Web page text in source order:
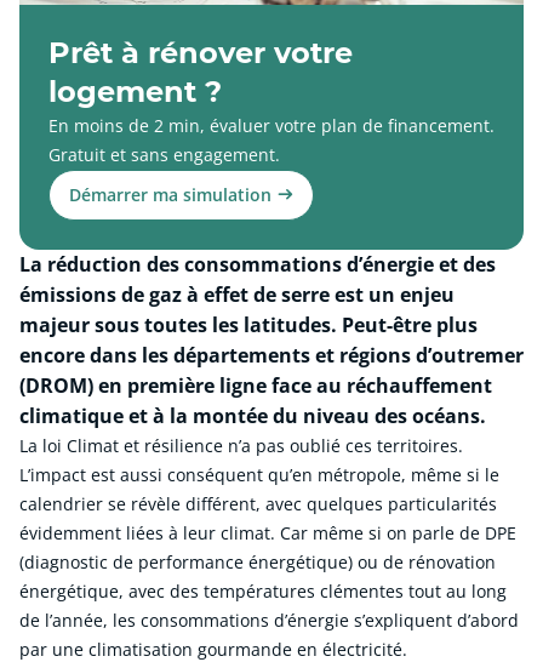
Prêt à rénover votre
logement ?
En moins de 2 min, évaluer votre plan de financement.
Gratuit et sans engagement.
Démarrer ma simulation
La réduction des consommations d’énergie et des
émissions de gaz à effet de serre est un enjeu
majeur sous toutes les latitudes. Peut-être plus
encore dans les départements et régions d’outremer
(DROM) en première ligne face au réchauffement
climatique et à la montée du niveau des océans.
La loi Climat et résilience n’a pas oublié ces territoires.
L’impact est aussi conséquent qu’en métropole, même si le
calendrier se révèle différent, avec quelques particularités
évidemment liées à leur climat. Car même si on parle de DPE
(diagnostic de performance énergétique) ou de rénovation
énergétique, avec des températures clémentes tout au long
de l’année, les consommations d’énergie s’expliquent d’abord
par une climatisation gourmande en électricité.